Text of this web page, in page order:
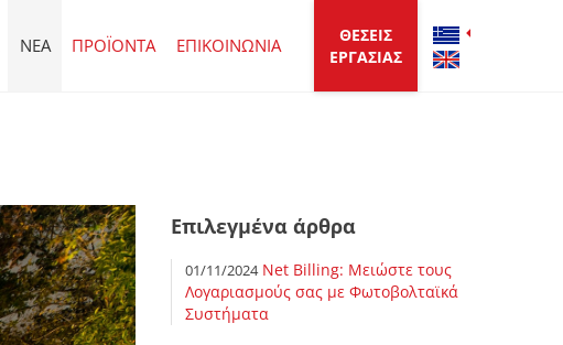
ΝΕΑ ΠΡΟΪΟΝΤΑ ΕΠΙΚΟΙΝΩΝΙΑ
ΘΕΣΕΙΣ
ΕΡΓΑΣΙΑΣ
Επιλεγμένα άρθρα
01/11/2024 Net Billing: Μειώστε τους
Λογαριασμούς σας με Φωτοβολταϊκά
Συστήματα